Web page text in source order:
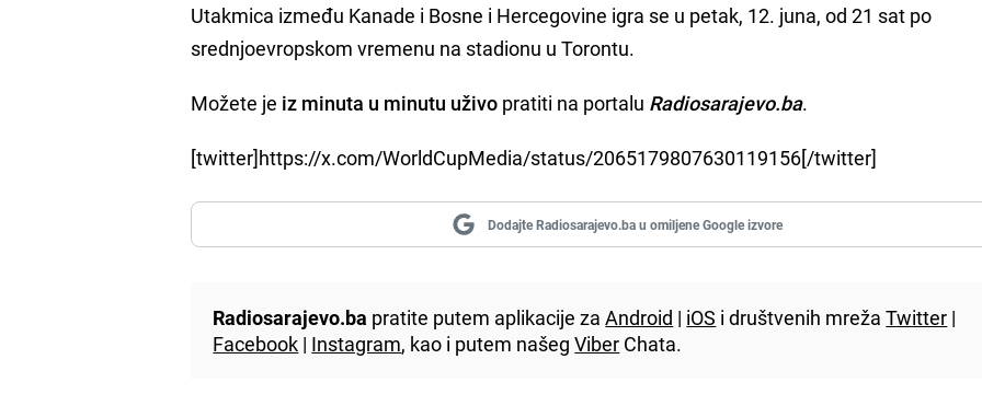
Utakmica između Kanade i Bosne i Hercegovine igra se u petak, 12. juna, od 21 sat po
srednjoevropskom vremenu na stadionu u Torontu.
Možete je iz minuta u minutu uživo pratiti na portalu Radiosarajevo.ba.
[twitter]https://x.com/WorldCupMedia/status/2065179807630119156[/twitter]
Dodajte Radiosarajevo.ba u omiljene Google izvore
Radiosarajevo.ba pratite putem aplikacije zaAndroid | iOS i društvenih mrežaTwitter |
Facebook | Instagram, kao i putem našegViber Chata.